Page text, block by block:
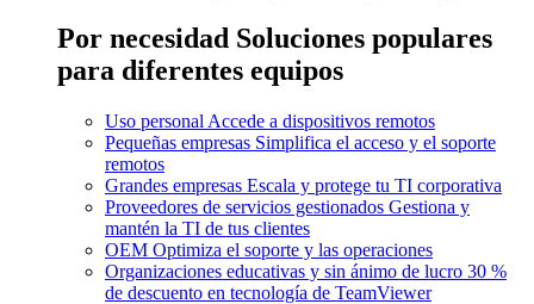
Por necesidad Soluciones populares
para diferentes equipos
Uso personal Accede a dispositivos remotos
Pequeñas empresas Simplifica el acceso y el soporte
remotos
Grandes empresas Escala y protege tu TI corporativa
Proveedores de servicios gestionados Gestiona y
mantén la TI de tus clientes
OEM Optimiza el soporte y las operaciones
Organizaciones educativas y sin ánimo de lucro 30 %
de descuento en tecnología de TeamViewer